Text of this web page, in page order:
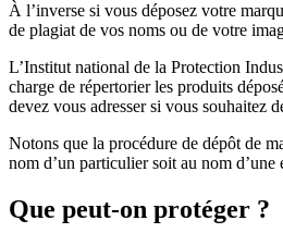
À l’inverse si vous déposez votre
de plagiat de vos noms ou de votre
L’Institut national de la Protection
charge de répertorier les produits
devez vous adresser si vous souhaitez
Notons que la procédure de dépôt de
nom d’un particulier soit au nom d’une
Que peut-on protéger ?